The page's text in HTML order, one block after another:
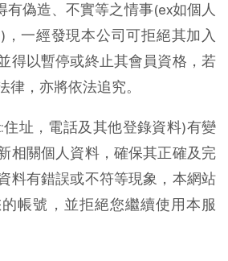
有偽造、不實等之情事(ex如個人
一經發現本公司可拒絕其加入
得以暫停或終止其會員資格，若
律，亦將依法追究。
住址，電話及其他登錄資料)有變
相關個人資料，確保其正確及完
料有錯誤或不符等現象，本網站
帳號，並拒絕您繼續使用本服